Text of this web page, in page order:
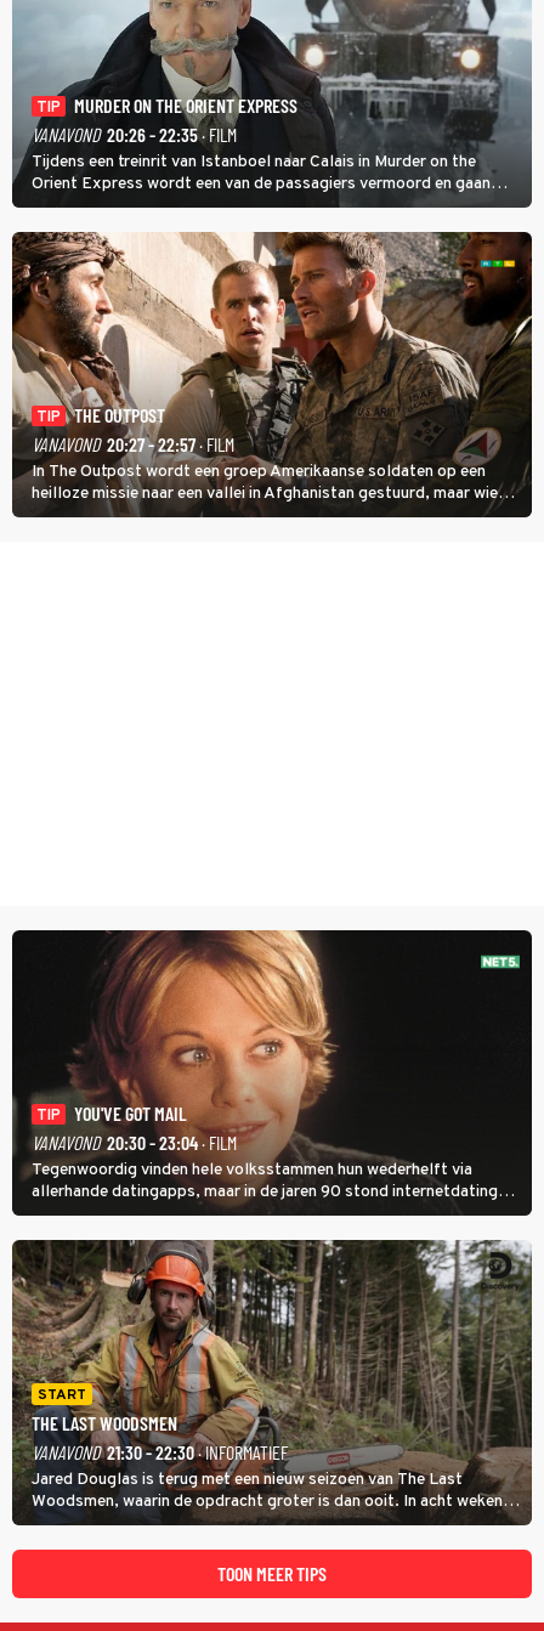
TIP
MURDER ON THE ORIENT EXPRESS
VANAVOND 20:26 - 22:35· FILM
Tijdens een treinrit van Istanboel naar Calais in Murder on the
Orient Express wordt een van de passagiers vermoord en gaan
detective Hercule Poirot en zijn snor uitzoeken wie van de andere
treinreizigers de dader is.
TIP
THE OUTPOST
VANAVOND 20:27 - 22:57· FILM
In The Outpost wordt een groep Amerikaanse soldaten op een
heilloze missie naar een vallei in Afghanistan gestuurd, maar wie
overleeft daar een aanval?
TIP
YOU'VE GOT MAIL
VANAVOND 20:30 - 23:04· FILM
Tegenwoordig vinden hele volksstammen hun wederhelft via
allerhande datingapps, maar in de jaren 90 stond internetdating
nog in de kinderschoenen. In de film You've Got Mail zie je dat
terug.
START
THE LAST WOODSMEN
VANAVOND 21:30 - 22:30· INFORMATIEF
Jared Douglas is terug met een nieuw seizoen van The Last
Woodsmen, waarin de opdracht groter is dan ooit. In acht weken
tijd probeert hij een miljoen dollar bij elkaar te vergaren om de
toekomst van het houthakkersbedrijf te verzekeren.
TOON MEER TIPS